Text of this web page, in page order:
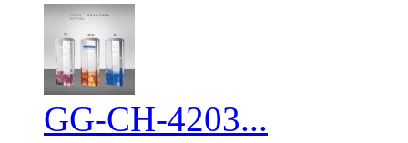
GG-CH-4203...